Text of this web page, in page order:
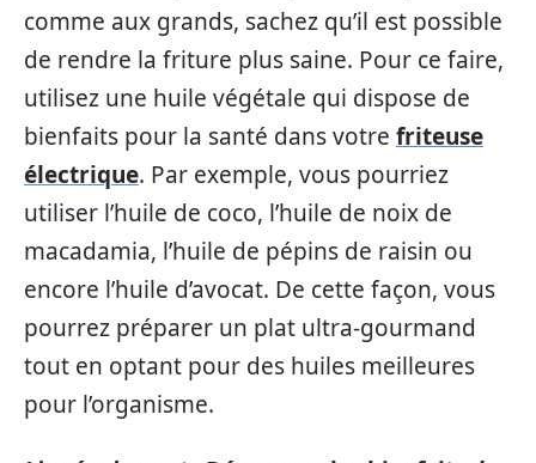
comme aux grands, sachez qu’il est possible
de rendre la friture plus saine. Pour ce faire,
utilisez une huile végétale qui dispose de
bienfaits pour la santé dans votre friteuse
électrique. Par exemple, vous pourriez
utiliser l’huile de coco, l’huile de noix de
macadamia, l’huile de pépins de raisin ou
encore l’huile d’avocat. De cette façon, vous
pourrez préparer un plat ultra-gourmand
tout en optant pour des huiles meilleures
pour l’organisme.